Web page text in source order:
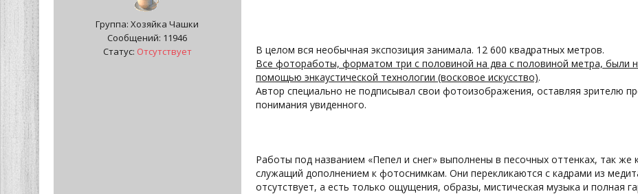
Группа: Хозяйка Чашки
Сообщений: 11946
Статус: Отсутствует
В целом вся необычная экспозиция занимала. 12 600 квадратных метров.
Все фотоработы, форматом три с половиной на два с половиной метра, были
помощью энкаустической технологии (восковое искусство).
Автор специально не подписывал свои фотоизображения, оставляя зрителю
понимания увиденного.
Работы под названием «Пепел и снег» выполнены в песочных оттенках, так
служащий дополнением к фотоснимкам. Они перекликаются с кадрами из
отсутствует, а есть только ощущения, образы, мистическая музыка и полная